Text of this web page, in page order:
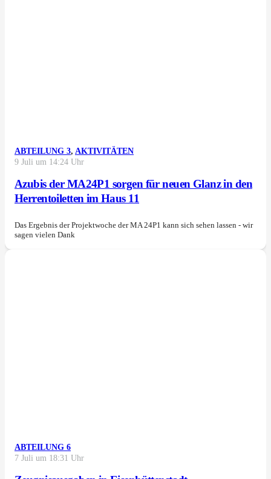
ABTEILUNG 3, AKTIVITÄTEN
9 Juli um 14:24 Uhr
Azubis der MA24P1 sorgen für neuen Glanz in den
Herrentoiletten im Haus 11
Das Ergebnis der Projektwoche der MA 24P1 kann sich sehen lassen - wir
sagen vielen Dank
ABTEILUNG 6
7 Juli um 18:31 Uhr